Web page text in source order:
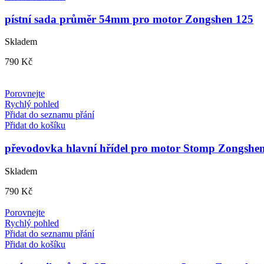
pístní sada průměr 54mm pro motor Zongshen 125
Skladem
790 Kč
Porovnejte
Rychlý pohled
Přidat do seznamu přání
Přidat do košíku
převodovka hlavní hřídel pro motor Stomp
Skladem
790 Kč
Porovnejte
Rychlý pohled
Přidat do seznamu přání
Přidat do košíku